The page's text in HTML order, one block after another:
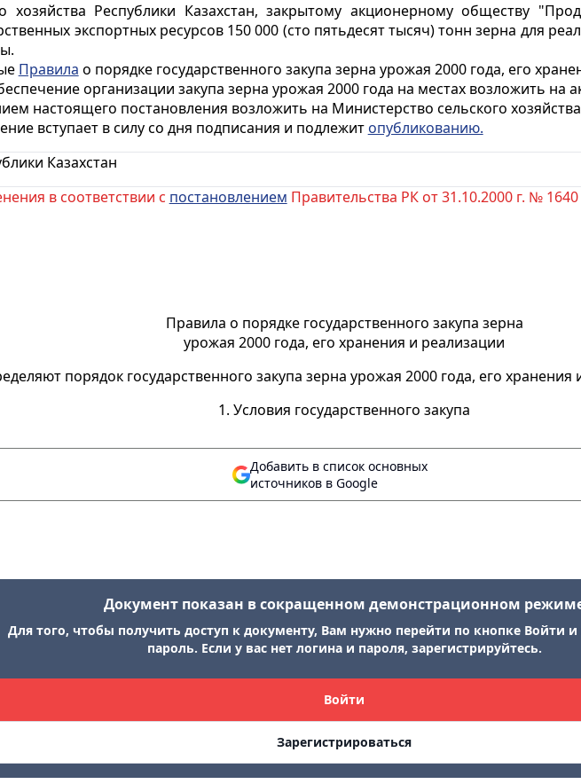
хозяйства Республики Казахстан, закрытому акционерному обществу
экспортных ресурсов 150 000 (сто пятьдесят тысяч) тонн зерна для
Правила о порядке государственного закупа зерна урожая 2000 года, его
организации закупа зерна урожая 2000 года на местах возложить на
настоящего постановления возложить на Министерство сельского
вступает в силу со дня подписания и подлежит опубликованию.
Казахстан
в соответствии с постановлением Правительства РК от 31.10.2000 г. №
Правила о порядке государственного закупа зерна
урожая 2000 года, его хранения и реализации
порядок государственного закупа зерна урожая 2000 года, его хранения
1. Условия государственного закупа
Добавить в список основных
источников в Google
Документ показан в сокращенном демонстрационном
Для того, чтобы получить доступ к документу, Вам нужно перейти по кнопке Войти и
пароль. Если у вас нет логина и пароля, зарегистрируйтесь.
Войти
Зарегистрироваться